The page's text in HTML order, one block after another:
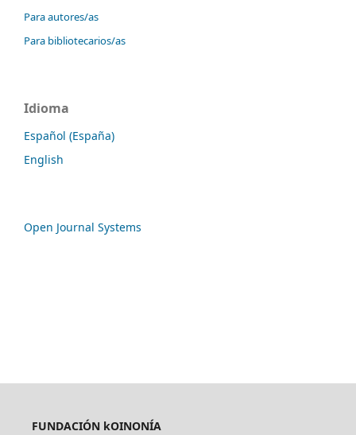
Para autores/as
Para bibliotecarios/as
Idioma
Español (España)
English
Open Journal Systems
FUNDACIÓN kOINONÍA